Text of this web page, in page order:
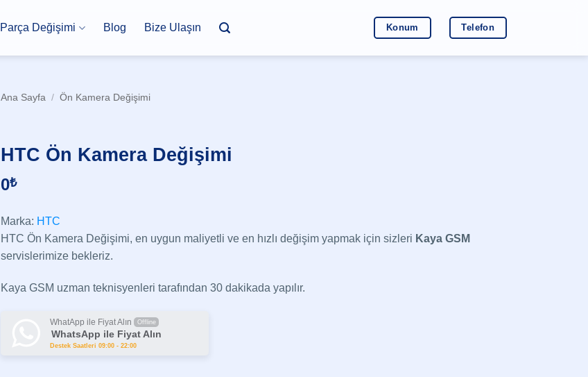
Parça Değişimi Blog Bize Ulaşın Konum Telefon
Ana Sayfa / Ön Kamera Değişimi
HTC Ön Kamera Değişimi
0₺
Marka: HTC
HTC Ön Kamera Değişimi, en uygun maliyetli ve en hızlı değişim yapmak için sizleri Kaya GSM
servislerimize bekleriz.
Kaya GSM uzman teknisyenleri tarafından 30 dakikada yapılır.
WhatApp ile Fiyat Alın Offline
WhatsApp ile Fiyat Alın
Destek Saatleri 09:00 - 22:00